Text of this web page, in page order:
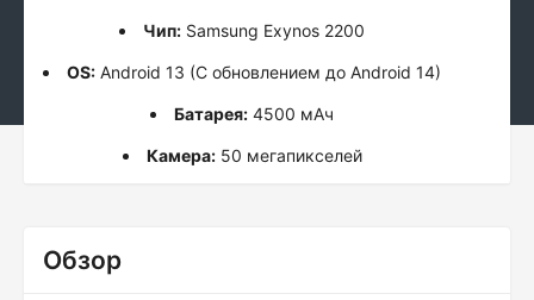
Чип: Samsung Exynos 2200
OS: Android 13 (С обновлением до Android 14)
Батарея: 4500 мАч
Камера:50 мегапикселей
Обзор